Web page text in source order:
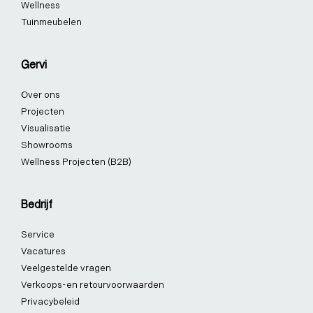
Wellness
Tuinmeubelen
Gervi
Over ons
Projecten
Visualisatie
Showrooms
Wellness Projecten (B2B)
Bedrijf
Service
Vacatures
Veelgestelde vragen
Verkoops-en retourvoorwaarden
Privacybeleid